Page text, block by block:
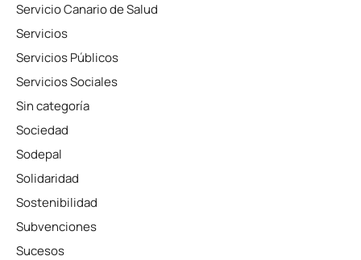
Servicio Canario de Salud
Servicios
Servicios Públicos
Servicios Sociales
Sin categoría
Sociedad
Sodepal
Solidaridad
Sostenibilidad
Subvenciones
Sucesos